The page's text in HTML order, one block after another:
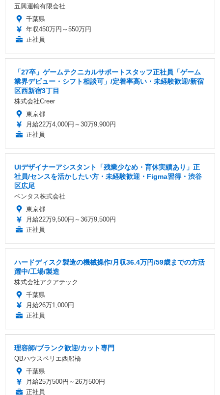
五興運輸有限会社
千葉県
年収450万円～550万円
正社員
「27卒」ゲームテクニカルサポートスタッフ正社員「ゲーム
業界デビュー・シフト相談可」/定着率高い・未経験歓迎/新宿
区西新宿3丁目
株式会社Creer
東京都
月給22万4,000円～30万9,900円
正社員
UIデザイナーアシスタント「残業少なめ・育休実績あり」正
社員/センスを活かしたい方・未経験歓迎・Figma習得・渋谷
区広尾
ベンタス株式会社
東京都
月給22万9,500円～36万9,500円
正社員
ハードディスク製造の機械操作/月収36.4万円/59歳までの方活
躍中/工場/製造
株式会社アクアテック
千葉県
月給26万1,000円
正社員
理容師/ブランク歓迎/カット専門
QBハウスペリエ西船橋
千葉県
月給25万500円～26万500円
正社員